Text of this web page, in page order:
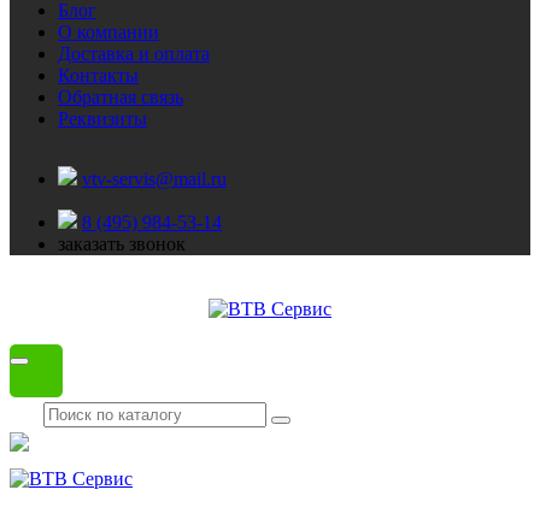
Блог
О компании
Доставка и оплата
Контакты
Обратная связь
Реквизиты
vtv-servis@mail.ru
8 (495) 984-53-14
заказать звонок